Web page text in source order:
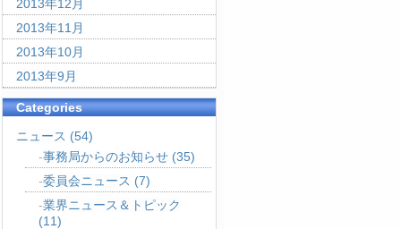
2013年12月
2013年11月
2013年10月
2013年9月
Categories
ニュース (54)
事務局からのお知らせ (35)
委員会ニュース (7)
業界ニュース＆トピック
(11)